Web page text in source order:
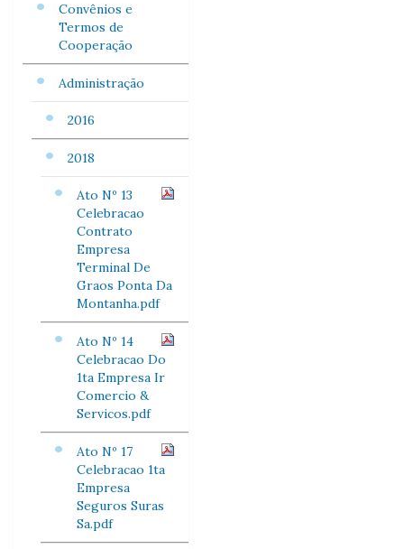
Convênios e
Termos de
Cooperação
Administração
2016
2018
Ato Nº 13
Celebracao
Contrato
Empresa
Terminal De
Graos Ponta Da
Montanha.pdf
Ato Nº 14
Celebracao Do
1ta Empresa Ir
Comercio &
Servicos.pdf
Ato Nº 17
Celebracao 1ta
Empresa
Seguros Suras
Sa.pdf